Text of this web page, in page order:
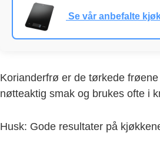
Se vår anbefalte
Korianderfrø er de tørkede
nøtteaktig smak og brukes ofte i
Husk: Gode resultater på